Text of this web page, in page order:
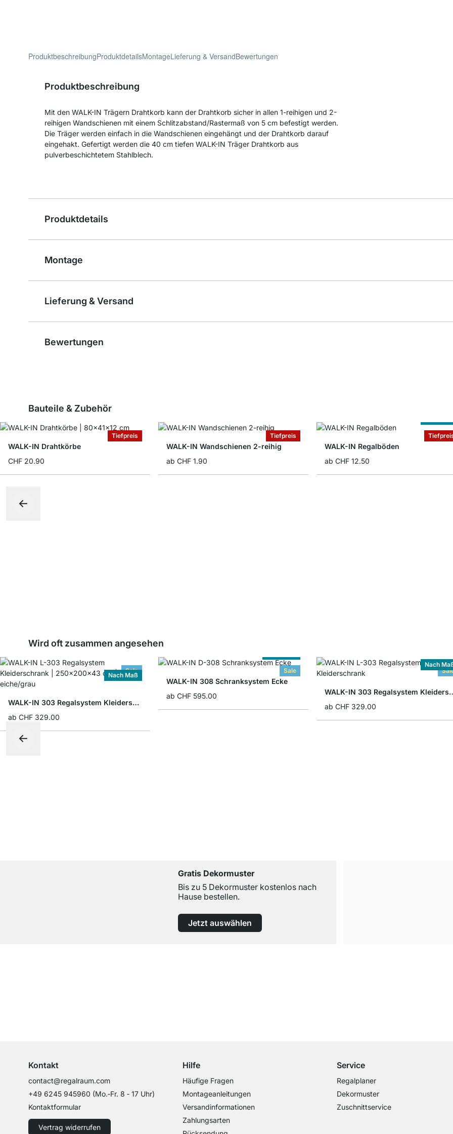
ProduktbeschreibungProduktdetailsMontageLieferung & VersandBewertungen
Produktbeschreibung
Mit den WALK-IN Trägern Drahtkorb kann der Drahtkorb sicher in allen 1-reihigen und 2-
reihigen Wandschienen mit einem Schlitzabstand/Rastermaß von 5 cm befestigt werden.
Die Träger werden einfach in die Wandschienen eingehängt und der Drahtkorb darauf
eingehakt. Gefertigt werden die 40 cm tiefen WALK-IN Träger Drahtkorb aus
pulverbeschichtetem Stahlblech.
Produktdetails
Montage
Lieferung & Versand
Bewertungen
Bauteile & Zubehör
Tiefpreis
WALK-IN Drahtkörbe
CHF 20.90
Tiefpreis
WALK-IN Wandschienen 2-reihig
ab CHF 1.90
WALK-IN Regalböden
ab CHF 12.50
Wird oft zusammen angesehen
Sale
Nach Maß
WALK-IN 303 Regalsystem Kleiderschrank
ab CHF 329.00
Sale
WALK-IN 308 Schranksystem Ecke
ab CHF 595.00
Nach
WALK-IN 303
ab CHF 329.00
Gratis Dekormuster
Bis zu 5 Dekormuster kostenlos nach
Hause bestellen.
Jetzt auswählen
Kontakt
contact@regalraum.com
+49 6245 945960 (Mo.‑Fr. 8 ‑ 17 Uhr)
Kontaktformular
Vertrag widerrufen
Hilfe
Häufige Fragen
Montageanleitungen
Versandinformationen
Zahlungsarten
Service
Regalplaner
Dekormuster
Zuschnittservice